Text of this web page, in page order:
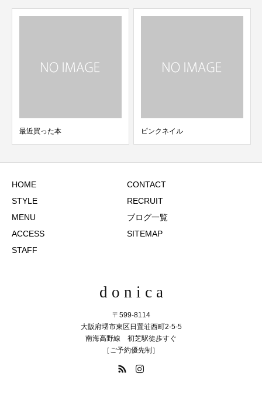
最近買った本 ピンクネイル
HOME
STYLE
MENU
ACCESS
STAFF
CONTACT
RECRUIT
ブログ一覧
SITEMAP
d o n i c a
〒599-8114
大阪府堺市東区日置荘西町2-5-5
南海高野線 初芝駅徒歩すぐ
［ご予約優先制］